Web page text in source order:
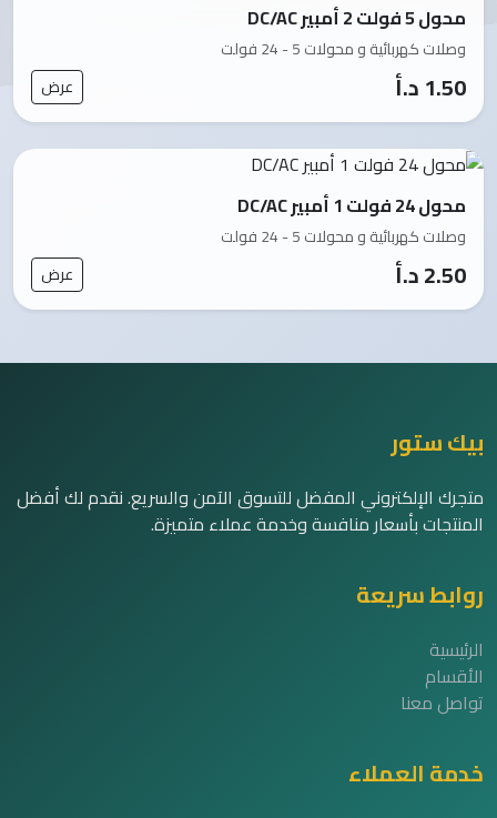
محول 5 فولت 2 أمبير DC/AC
وصلات كهربائية و محولات 5 - 24 فولت
1.50 د.أ عرض
محول 24 فولت 1 أمبير DC/AC
وصلات كهربائية و محولات 5 - 24 فولت
2.50 د.أ عرض
بيك ستور
متجرك الإلكتروني المفضل للتسوق الآمن والسريع. نقدم لك أفضل
المنتجات بأسعار منافسة وخدمة عملاء متميزة.
روابط سريعة
الرئيسية
الأقسام
تواصل معنا
خدمة العملاء